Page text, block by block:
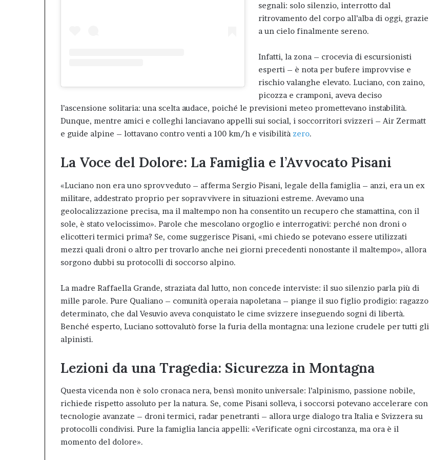
segnali: solo silenzio, interrotto dal
ritrovamento del corpo all’alba di oggi, grazie
a un cielo finalmente sereno.
Infatti, la zona – crocevia di escursionisti
esperti – è nota per bufere improvvise e
rischio valanghe elevato. Luciano, con zaino,
picozza e cramponi, aveva deciso
l’ascensione solitaria: una scelta audace, poiché le previsioni meteo promettevano instabilità.
Dunque, mentre amici e colleghi lanciavano appelli sui social, i soccorritori svizzeri – Air Zermatt
e guide alpine – lottavano contro venti a 100 km/h e visibilità zero.
La Voce del Dolore: La Famiglia e l’Avvocato Pisani
«Luciano non era uno sprovveduto – afferma Sergio Pisani, legale della famiglia – anzi, era un ex
militare, addestrato proprio per sopravvivere in situazioni estreme. Avevamo una
geolocalizzazione precisa, ma il maltempo non ha consentito un recupero che stamattina, con il
sole, è stato velocissimo». Parole che mescolano orgoglio e interrogativi: perché non droni o
elicotteri termici prima? Se, come suggerisce Pisani, «mi chiedo se potevano essere utilizzati
mezzi quali droni o altro per trovarlo anche nei giorni precedenti nonostante il maltempo», allora
sorgono dubbi su protocolli di soccorso alpino.
La madre Raffaella Grande, straziata dal lutto, non concede interviste: il suo silenzio parla più di
mille parole. Pure Qualiano – comunità operaia napoletana – piange il suo figlio prodigio: ragazzo
determinato, che dal Vesuvio aveva conquistato le cime svizzere inseguendo sogni di libertà.
Benché esperto, Luciano sottovalutò forse la furia della montagna: una lezione crudele per tutti gli
alpinisti.
Lezioni da una Tragedia: Sicurezza in Montagna
Questa vicenda non è solo cronaca nera, bensì monito universale: l’alpinismo, passione nobile,
richiede rispetto assoluto per la natura. Se, come Pisani solleva, i soccorsi potevano accelerare con
tecnologie avanzate – droni termici, radar penetranti – allora urge dialogo tra Italia e Svizzera su
protocolli condivisi. Pure la famiglia lancia appelli: «Verificate ogni circostanza, ma ora è il
momento del dolore».